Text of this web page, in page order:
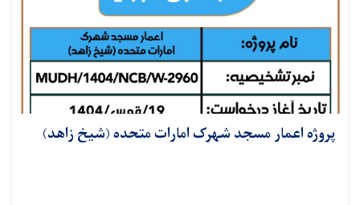
پروژه اعمار مسجد شهرک امارات متحده (شیخ زاهد)